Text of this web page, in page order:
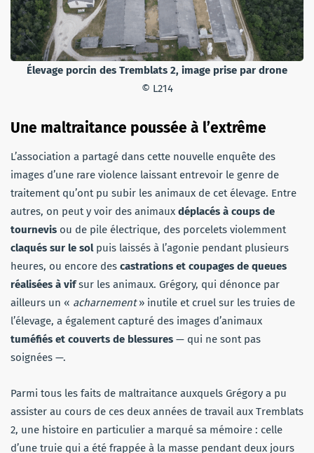
Élevage porcin des Tremblats 2, image prise par drone
© L214
Une maltraitance poussée à l’extrême
L’association a partagé dans cette nouvelle enquête des
images d’une rare violence laissant entrevoir le genre de
traitement qu’ont pu subir les animaux de cet élevage. Entre
autres, on peut y voir des animaux déplacés à coups de
tournevis ou de pile électrique, des porcelets violemment
claqués sur le solpuis laissés à l’agonie pendant plusieurs
heures, ou encore des castrations et coupages de queues
réalisées à vifsur les animaux. Grégory, qui dénonce par
ailleurs un « acharnement» inutile et cruel sur les truies de
l’élevage, a également capturé des images d’animaux
tuméfiés et couverts de blessures — qui ne sont pas
soignées —.
Parmi tous les faits de maltraitance auxquels Grégory a pu
assister au cours de ces deux années de travail aux Tremblats
2, une histoire en particulier a marqué sa mémoire : celle
d’une truie qui a été frappée à la masse pendant deux jours